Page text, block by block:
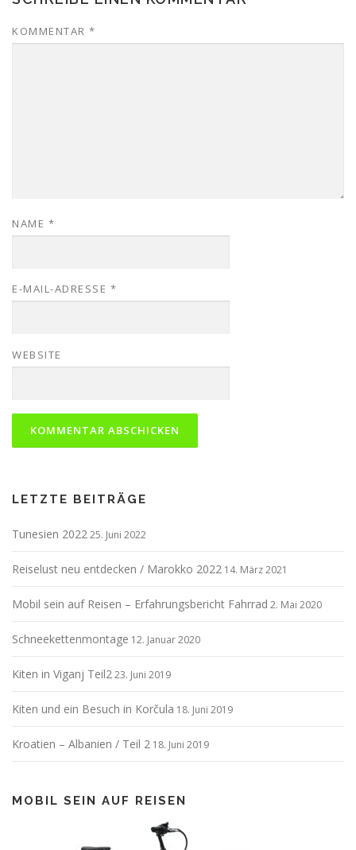
KOMMENTAR *
NAME *
E-MAIL-ADRESSE *
WEBSITE
LETZTE BEITRÄGE
Tunesien 2022 25. Juni 2022
Reiselust neu entdecken / Marokko 2022 14. März 2021
Mobil sein auf Reisen – Erfahrungsbericht Fahrrad 2. Mai 2020
Schneekettenmontage 12. Januar 2020
Kiten in Viganj Teil2 23. Juni 2019
Kiten und ein Besuch in Korčula 18. Juni 2019
Kroatien – Albanien / Teil 2 18. Juni 2019
MOBIL SEIN AUF REISEN